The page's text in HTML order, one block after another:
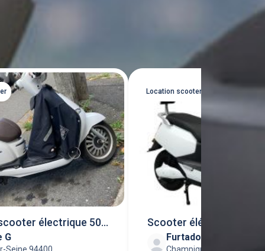
électrique 50
G
Location scooter
Scooter éléctrique
Furtado S